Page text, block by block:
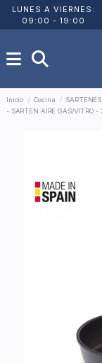
LUNES A VIERNES:
09:00 - 19:00
Inicio Cocina
- SARTEN AIRE GAS/VITRO -